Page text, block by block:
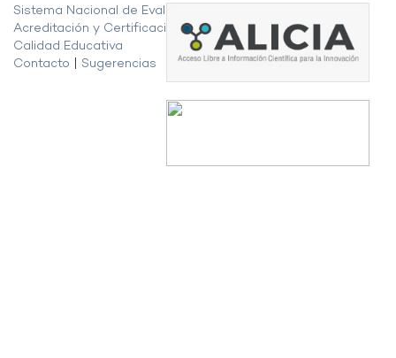
Sistema Nacional de Evaluación,
Acreditación y Certificación de la
Calidad Educativa
Contacto
Sugerencias